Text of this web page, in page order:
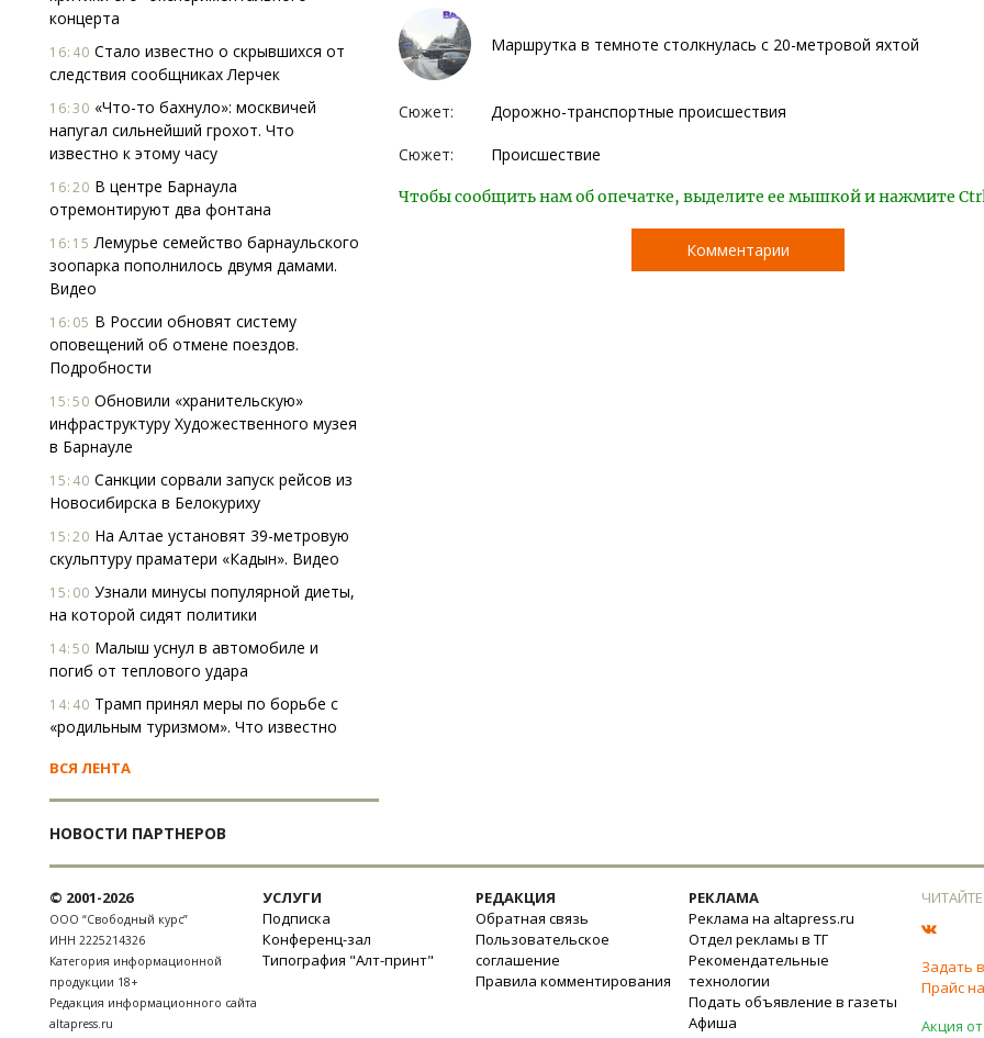
концерта
16:40 Стало известно о скрывшихся от
следствия сообщниках Лерчек
16:30 «Что-то бахнуло»: москвичей
напугал сильнейший грохот. Что
известно к этому часу
16:20 В центре Барнаула
отремонтируют два фонтана
16:15 Лемурье семейство барнаульского
зоопарка пополнилось двумя дамами.
Видео
16:05 В России обновят систему
оповещений об отмене поездов.
Подробности
15:50 Обновили «хранительскую»
инфраструктуру Художественного музея
в Барнауле
15:40 Санкции сорвали запуск рейсов из
Новосибирска в Белокуриху
15:20 На Алтае установят 39-метровую
скульптуру праматери «Кадын». Видео
15:00 Узнали минусы популярной диеты,
на которой сидят политики
14:50 Малыш уснул в автомобиле и
погиб от теплового удара
14:40 Трамп принял меры по борьбе с
«родильным туризмом». Что известно
ВСЯ ЛЕНТА
НОВОСТИ ПАРТНЕРОВ
Маршрутка в темноте столкнулась с 20-метровой яхтой
Сюжет: Дорожно-транспортные происшествия
Сюжет: Происшествие
Чтобы сообщить нам об опечатке, выделите ее мышкой и нажмите
Комментарии
© 2001-2026
ООО “Свободный курс”
ИНН 2225214326
Категория информационной
продукции 18+
Редакция информационного сайта
altapress.ru
УСЛУГИ
Подписка
Конференц-зал
Типография "Алт-принт"
РЕДАКЦИЯ
Обратная связь
Пользовательское
соглашение
Правила комментирования
РЕКЛАМА
Реклама на altapress.ru
Отдел рекламы в ТГ
Рекомендательные
технологии
Подать объявление в газеты
Афиша
Задать
Прайс
Акция